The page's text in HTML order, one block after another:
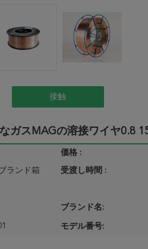
接触
ガスMAGの溶接ワイヤ0.8
価格 :
ランド箱 受渡し時間 :
ブランド名:
モデル番号: